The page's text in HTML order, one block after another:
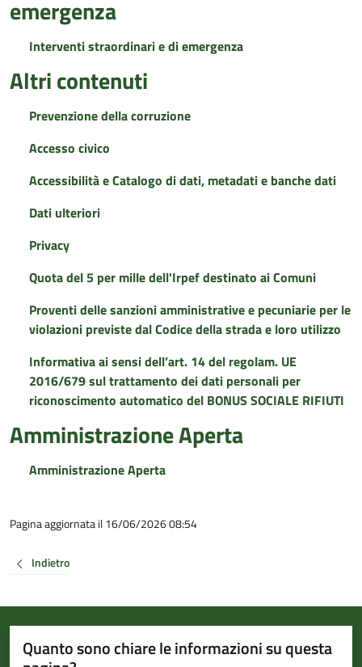
emergenza
Interventi straordinari e di emergenza
Altri contenuti
Prevenzione della corruzione
Accesso civico
Accessibilità e Catalogo di dati, metadati e banche dati
Dati ulteriori
Privacy
Quota del 5 per mille dell'Irpef destinato ai Comuni
Proventi delle sanzioni amministrative e pecuniarie per le
violazioni previste dal Codice della strada e loro utilizzo
Informativa ai sensi dell’art. 14 del regolam. UE
2016/679 sul trattamento dei dati personali per
riconoscimento automatico del BONUS SOCIALE RIFIUTI
Amministrazione Aperta
Amministrazione Aperta
Pagina aggiornata il 16/06/2026 08:54
Indietro
Quanto sono chiare le informazioni su questa